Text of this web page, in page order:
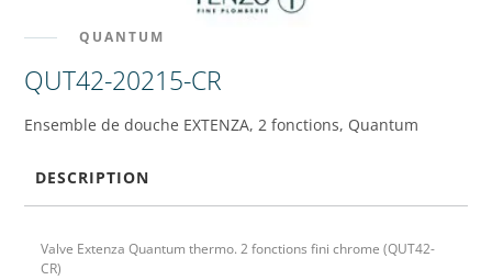
QUANTUM
QUT42-20215-CR
Ensemble de douche EXTENZA, 2 fonctions, Quantum
DESCRIPTION
Valve Extenza Quantum thermo. 2 fonctions fini chrome (QUT42-
CR)